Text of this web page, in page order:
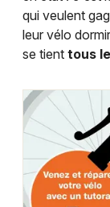
qui veulent
leur vélo
se tient tous